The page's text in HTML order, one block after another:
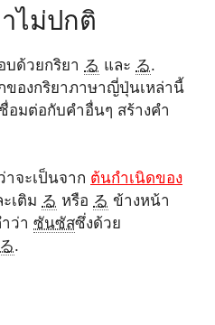
ไม่ปกติ
บด้วยกริยา る และ る.
องกริยาภาษาญี่ปุ่นเหล่านี้
อมต่อกับคำอื่นๆ สร้างคำ
จะเป็นจาก ต้นกำเนิดของ
เติม る หรือ る ข้างหน้า
ว่า ซันซัสซึ่งด้วย
.